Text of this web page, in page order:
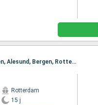
Itinéraire : Reykjavik, Heimaey, Invergordon, Queensferry, Rotterdam, Eidfjord, Olden, Alesund, Bergen, Rotterdam
Rotterdam
15 j